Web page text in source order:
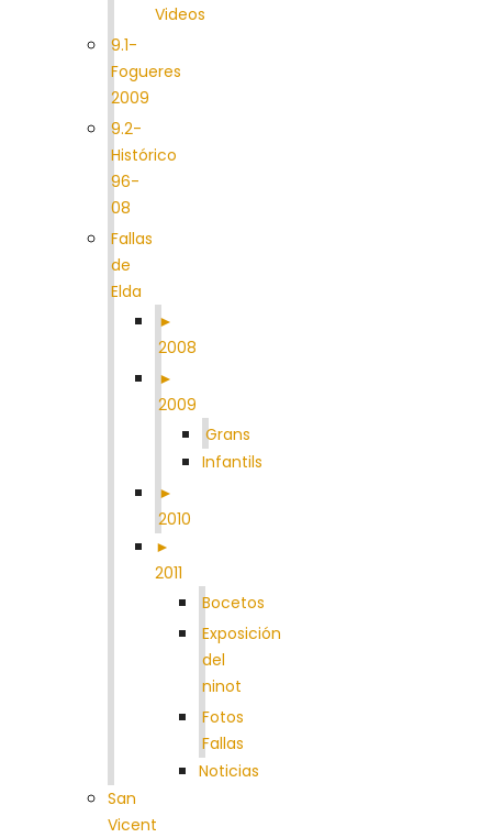
Videos
9.1-
Fogueres
2009
9.2-
Histórico
96-
08
Fallas
de
Elda
►
2008
►
2009
Grans
Infantils
►
2010
►
2011
Bocetos
Exposición
del
ninot
Fotos
Fallas
Noticias
San
Vicent